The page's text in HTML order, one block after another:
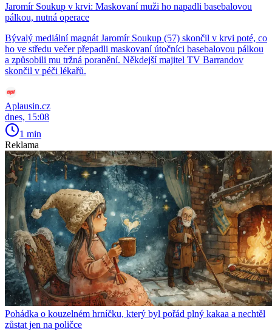
Jaromír Soukup v krvi: Maskovaní muži ho napadli basebalovou
pálkou, nutná operace
Bývalý mediální magnát Jaromír Soukup (57) skončil v krvi poté, co
ho ve středu večer přepadli maskovaní útočníci basebalovou pálkou
a způsobili mu tržná poranění. Někdejší majitel TV Barrandov
skončil v péči lékařů.
Aplausin.cz
dnes, 15:08
1 min
Reklama
Pohádka o kouzelném hrníčku, který byl pořád plný kakaa a nechtěl
zůstat jen na poličce